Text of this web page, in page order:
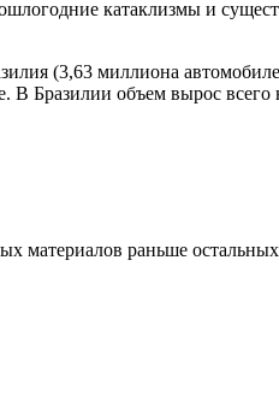
катаклизмы и
(3,63 миллиона
В Бразилии объем вырос
материалов раньше